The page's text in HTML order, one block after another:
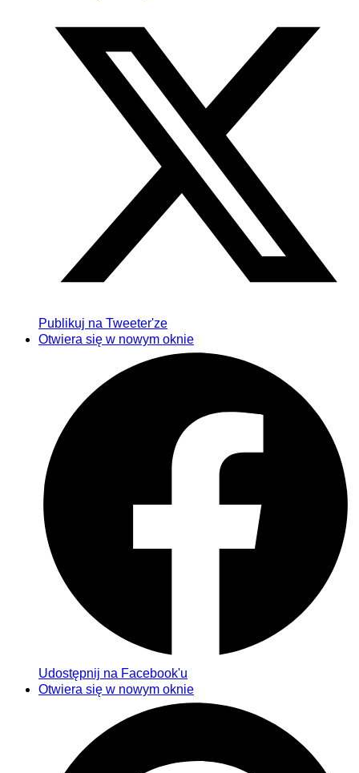
Publikuj na Tweeter'ze
Otwiera się w nowym oknie
Udostępnij na Facebook'u
Otwiera się w nowym oknie